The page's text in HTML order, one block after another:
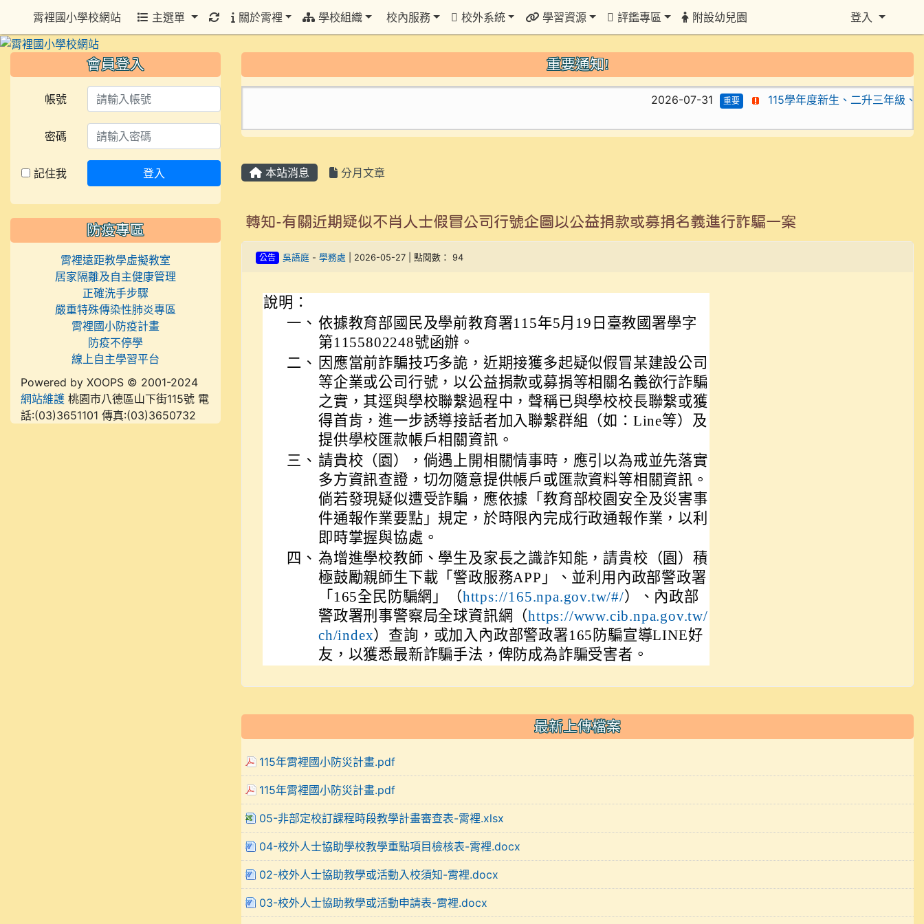
重要通知!
2026-07-31 重要 115學年度新生、二升三年級、四
本站消息 分月文章
轉知-有關近期疑似不肖人士假冒公司行號企圖以公益捐款或募捐名義進行詐騙一案
公告 吳語庭- 學務處 | 2026-05-27 | 點閱數： 94
說明：
一、 依據教育部國民及學前教育署115年5月19日臺教國署學字
第1155802248號函辦。
二、 因應當前詐騙技巧多詭，近期接獲多起疑似假冒某建設公司
等企業或公司行號，以公益捐款或募捐等相關名義欲行詐騙
之實，其逕與學校聯繫過程中，聲稱已與學校校長聯繫或獲
得首肯，進一步誘導接話者加入聯繫群組（如：Line等）及
提供學校匯款帳戶相關資訊。
三、 請貴校（園），倘遇上開相關情事時，應引以為戒並先落實
多方資訊查證，切勿隨意提供帳戶或匯款資料等相關資訊。
倘若發現疑似遭受詐騙，應依據「教育部校園安全及災害事
件通報作業要點」規定，於時限內完成行政通報作業，以利
即時掌握與協處。
四、 為增進學校教師、學生及家長之識詐知能，請貴校（園）積
極鼓勵親師生下載「警政服務APP」、並利用內政部警政署
「165全民防騙網」（https://165.npa.gov.tw/#/）、內政部
警政署刑事警察局全球資訊網（https://www.cib.npa.gov.tw/
ch/index）查詢，或加入內政部警政署165防騙宣導LINE好
友，以獲悉最新詐騙手法，俾防成為詐騙受害者。
最新上傳檔案
115年霄裡國小防災計畫.pdf
115年霄裡國小防災計畫.pdf
05-非部定校訂課程時段教學計畫審查表-霄裡.xlsx
04-校外人士協助學校教學重點項目檢核表-霄裡.docx
02-校外人士協助教學或活動入校須知-霄裡.docx
03-校外人士協助教學或活動申請表-霄裡.docx
會員登入
帳號
密碼
記住我 登入
防疫專區
霄裡遠距教學虛擬教室
居家隔離及自主健康管理
正確洗手步驟
嚴重特殊傳染性肺炎專區
霄裡國小防疫計畫
防疫不停學
線上自主學習平台
Powered by XOOPS © 2001-2024
網站維護 桃園市八德區山下街115號 電
話:(03)3651101 傳真:(03)3650732
霄裡國小學校網站 主選單 重新取得佈景設定
關於霄裡 學校組織 校內服務 校外系統 學習資源 評鑑專區 附設幼兒園 登入